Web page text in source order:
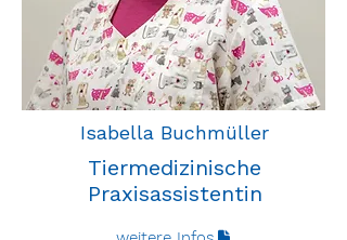
Isabella Buchmüller
Tiermedizinische
Praxisassistentin